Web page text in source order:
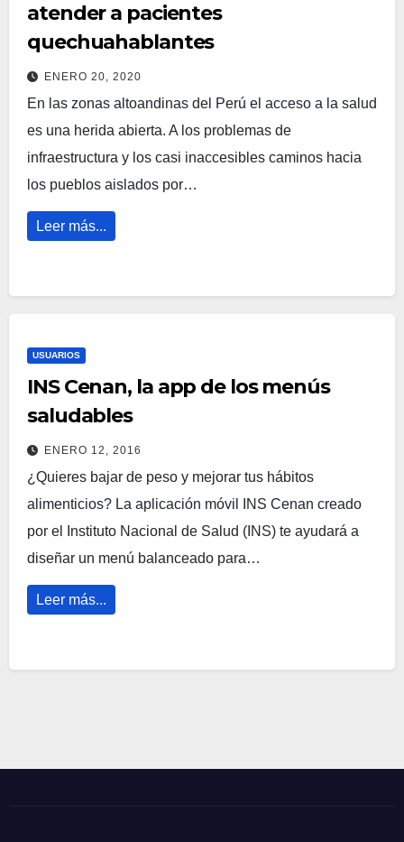
atender a pacientes
quechuahablantes
ENERO 20, 2020
En las zonas altoandinas del Perú el acceso a la salud
es una herida abierta. A los problemas de
infraestructura y los casi inaccesibles caminos hacia
los pueblos aislados por…
Leer más...
USUARIOS
INS Cenan, la app de los menús
saludables
ENERO 12, 2016
¿Quieres bajar de peso y mejorar tus hábitos
alimenticios? La aplicación móvil INS Cenan creado
por el Instituto Nacional de Salud (INS) te ayudará a
diseñar un menú balanceado para…
Leer más...